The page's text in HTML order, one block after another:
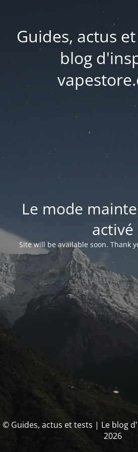
Guides, actus
blog
Le mode
activé
Site will be available soon. Thank
© Guides, actus et tests | Le blog
2026